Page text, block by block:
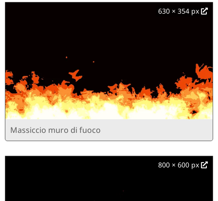
630 × 354 px
Massiccio muro di fuoco
800 × 600 px